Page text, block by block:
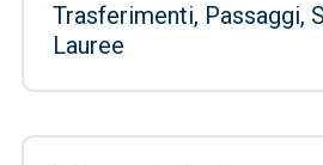
Trasferimenti, Passaggi,
Lauree